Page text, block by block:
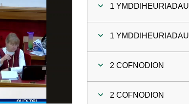
1 YMDDIHEURIADAU
1 YMDDIHEURIADAU
2 COFNODION
2 COFNODION